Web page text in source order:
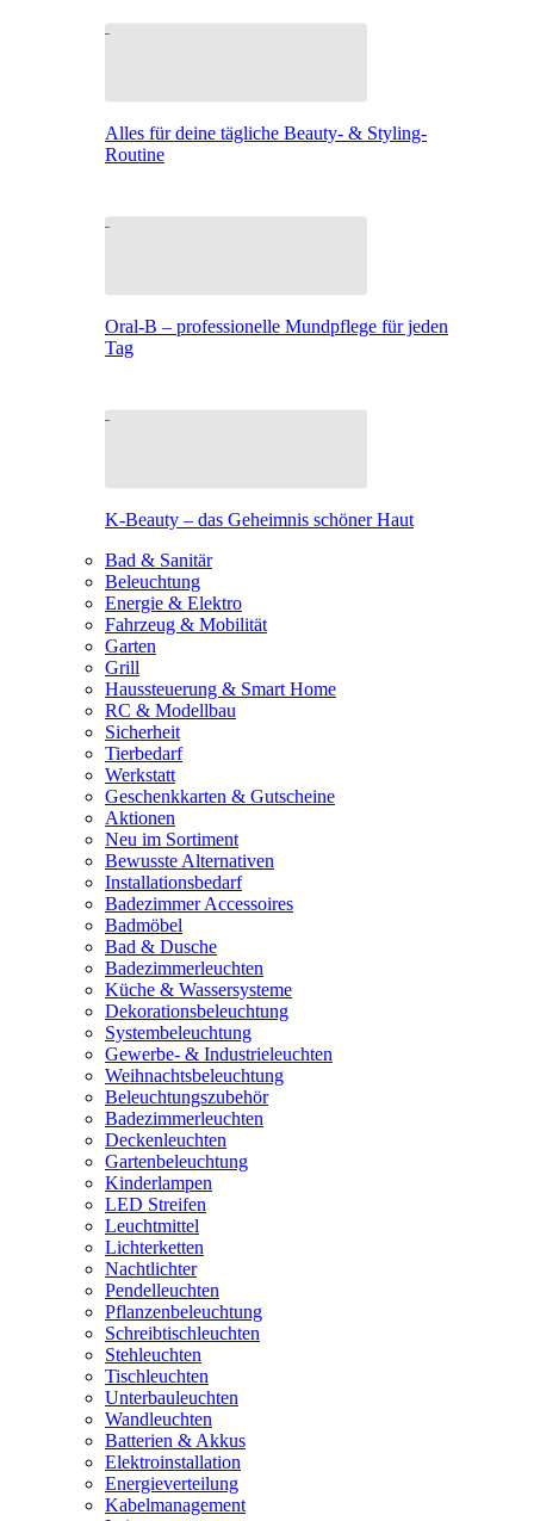
Alles für deine tägliche Beauty- & Styling-
Routine
Oral-B – professionelle Mundpflege für jeden
Tag
K-Beauty – das Geheimnis schöner Haut
Bad & Sanitär
Beleuchtung
Energie & Elektro
Fahrzeug & Mobilität
Garten
Grill
Haussteuerung & Smart Home
RC & Modellbau
Sicherheit
Tierbedarf
Werkstatt
Geschenkkarten & Gutscheine
Aktionen
Neu im Sortiment
Bewusste Alternativen
Installationsbedarf
Badezimmer Accessoires
Badmöbel
Bad & Dusche
Badezimmerleuchten
Küche & Wassersysteme
Dekorationsbeleuchtung
Systembeleuchtung
Gewerbe- & Industrieleuchten
Weihnachtsbeleuchtung
Beleuchtungszubehör
Badezimmerleuchten
Deckenleuchten
Gartenbeleuchtung
Kinderlampen
LED Streifen
Leuchtmittel
Lichterketten
Nachtlichter
Pendelleuchten
Pflanzenbeleuchtung
Schreibtischleuchten
Stehleuchten
Tischleuchten
Unterbauleuchten
Wandleuchten
Batterien & Akkus
Elektroinstallation
Energieverteilung
Kabelmanagement